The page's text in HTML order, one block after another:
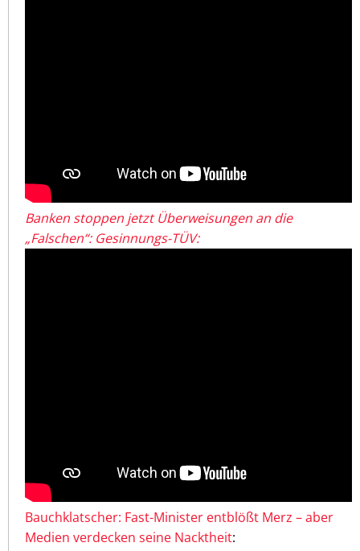
Banken stoppen jetzt Überweisungen an die
„Falschen“: Gesinnungs-TÜV:
Bauchklatscher: Fast-Minister entblößt Merz – aber
Medien verdecken seine Nacktheit: